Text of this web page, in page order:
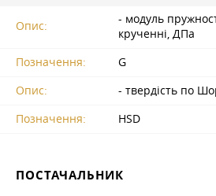
Опис:
- модуль
крученні, ДПа
Позначення:
G
Опис:
- твердість по
Позначення:
HSD
ПОСТАЧАЛЬНИК